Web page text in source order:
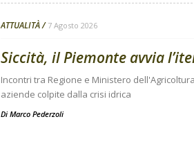
ATTUALITÀ 7 Agosto 2026
Siccità, il Piemonte avvia
Incontri tra Regione e Ministero
aziende colpite dalla crisi idrica
Di Marco Pederzoli